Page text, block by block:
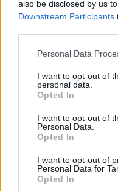
also be disclosed by us
Downstream Participants
Personal Data
I want to opt-out of
personal data.
Opted In
I want to opt-out of
Personal Data.
Opted In
I want to opt-out of
Personal Data for
Opted In
Žinios | Lietuvos diena
Savaitės vidurys
Žinios | Orai
V. Zalužno
Ukrainos politikoje: jis
Laidos | Nauja diena